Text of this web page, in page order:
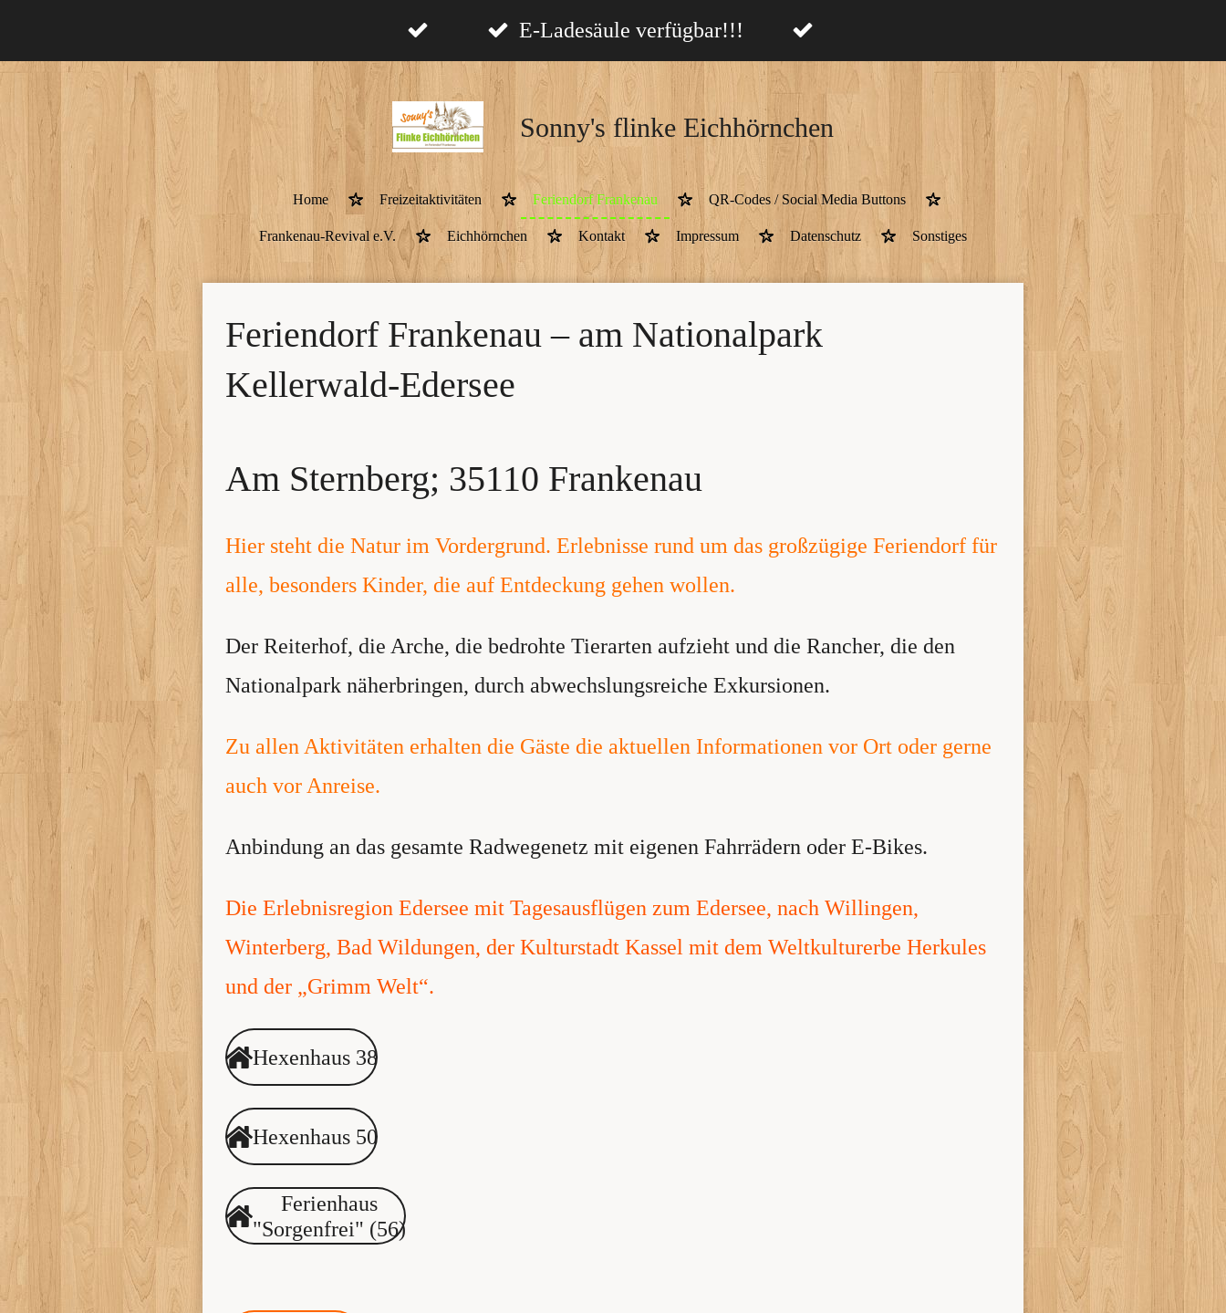
Hauptinhalt
springen
E-Ladesäule verfügbar!!!
Sonny's flinke Eichhörnchen
Home Freizeitaktivitäten Feriendorf Frankenau QR-Codes / Social Media Buttons
Frankenau-Revival e.V. Eichhörnchen Kontakt Impressum Datenschutz Sonstiges
Feriendorf Frankenau – am Nationalpark
Kellerwald-Edersee
Am Sternberg; 35110 Frankenau
Hier steht die Natur im Vordergrund. Erlebnisse rund um das großzügige Feriendorf für
alle, besonders Kinder, die auf Entdeckung gehen wollen.
Der Reiterhof, die Arche, die bedrohte Tierarten aufzieht und die Rancher, die den
Nationalpark näherbringen, durch abwechslungsreiche Exkursionen.
Zu allen Aktivitäten erhalten die Gäste die aktuellen Informationen vor Ort oder gerne
auch vor Anreise.
Anbindung an das gesamte Radwegenetz mit eigenen Fahrrädern oder E-Bikes.
Die Erlebnisregion Edersee mit Tagesausflügen zum Edersee, nach Willingen,
Winterberg, Bad Wildungen, der Kulturstadt Kassel mit dem Weltkulturerbe Herkules
und der „Grimm Welt“.
Hexenhaus 38
Hexenhaus 50
Ferienhaus
"Sorgenfrei" (56)